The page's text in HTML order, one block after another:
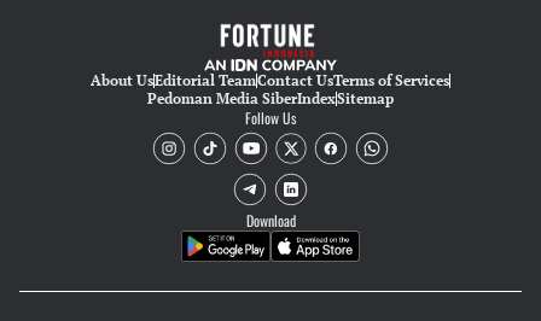
About UsEditorial TeamContact UsTerms of Services
Pedoman Media SiberIndexSitemap
Follow Us
Download